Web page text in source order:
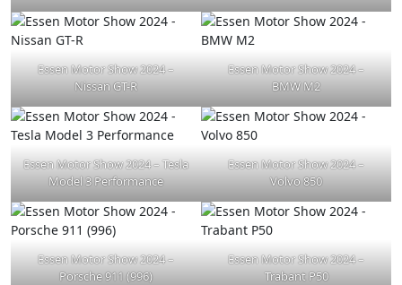
Essen Motor Show 2024 –
Nissan GT-R
Essen Motor Show 2024 –
BMW M2
Essen Motor Show 2024 – Tesla
Model 3 Performance
Essen Motor Show 2024 –
Volvo 850
Essen Motor Show 2024 –
Porsche 911 (996)
Essen Motor Show 2024 –
Trabant P50